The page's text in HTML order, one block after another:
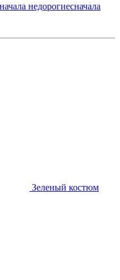
недорогиесначала
Зеленый костюм